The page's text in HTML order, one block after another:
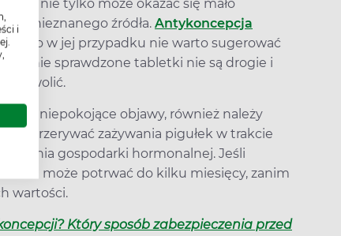
i
nie tylko może okazać się mało
z nieznanego źródła. Antykoncepcja
w jej przypadku nie warto sugerować
sprawdzone tabletki nie są drogie i
pozwolić.
niepokojące objawy, również należy
przerywać zażywania pigułek w trakcie
gospodarki hormonalnej. Jeśli
może potrwać do kilku miesięcy, zanim
wartości.
Który sposób zabezpieczenia przed